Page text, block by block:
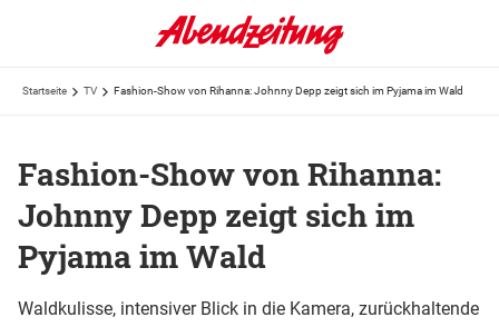
Startseite TV Fashion-Show von Rihanna: Johnny Depp zeigt sich im Pyjama im Wald
Fashion-Show von Rihanna:
Johnny Depp zeigt sich im
Pyjama im Wald
Waldkulisse, intensiver Blick in die Kamera, zurückhaltende